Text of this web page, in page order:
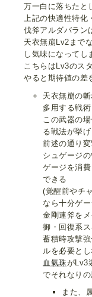
万一白に落ちたと
上記の快適性特化
伐斧アルダバラン
天衣無崩Lv2まで
し気味になってし
こちらはLv3のス
やると期待値の差
天衣無崩の
多用する戦術
この武器の
る戦法が挙げ
前述の通り
シュゲージ
ゲージを消
できる
(覚醒前やチ
なら十分ゲー
金剛連斧を
御・回復系ス
蓄積時攻撃
ルを必要と
血氣珠がLv3
でそれなりの
また、